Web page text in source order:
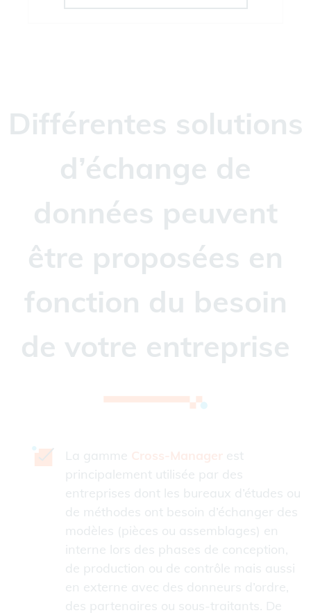
Différentes solutions
d’échange de
données peuvent
être proposées en
fonction du besoin
de votre entreprise
La gamme
est
principalement utilisée par des
entreprises dont les bureaux d’études ou
de méthodes ont besoin d’échanger des
modèles (pièces ou assemblages) en
interne lors des phases de conception,
de production ou de contrôle mais aussi
en externe avec des donneurs d’ordre,
des partenaires ou sous-traitants. De